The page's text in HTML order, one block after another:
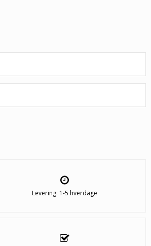
Levering: 1-5 hverdage